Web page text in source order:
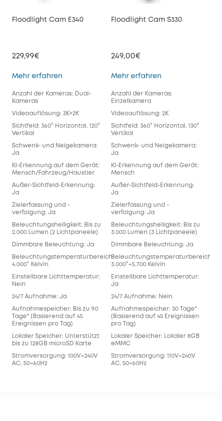
Floodlight Cam E340
229,99€
Mehr erfahren Floodlight Cam E340
Anzahl der Kameras: Dual-
Kameras
Videoauflösung: 3K+2K
Sichtfeld: 360° Horizontal, 120°
Vertikal
Schwenk- und Neigekamera:
Ja
KI-Erkennung auf dem Gerät:
Mensch/Fahrzeug/Haustier
Außer-Sichtfeld-Erkennung:
Ja
Zielerfassung und -
verfolgung: Ja
Beleuchtungshelligkeit: Bis zu
2.000 Lumen (2 Lichtpaneele)
Dimmbare Beleuchtung: Ja
Beleuchtungstemperaturbereich:
4.000° Kelvin
Einstellbare Lichttemperatur:
Nein
24/7 Aufnahme: Ja
Aufnahmespeicher: Bis zu 90
Tage* (Basierend auf 45
Ereignissen pro Tag)
Lokaler Speicher: Unterstützt
bis zu 128GB microSD Karte
Stromversorgung: 100V~240V
AC, 50~60Hz
Floodlight Cam S330
249,00€
Mehr erfahren
Anzahl der Kameras:
Einzelkamera
Videoauflösung: 2K
Sichtfeld: 360° Horizontal, 130°
Vertikal
Schwenk- und Neigekamera:
Ja
KI-Erkennung auf dem Gerät:
Mensch
Außer-Sichtfeld-Erkennung:
Ja
Zielerfassung und -
verfolgung: Ja
Beleuchtungshelligkeit: Bis zu
3.000 Lumen (3 Lichtpaneele)
Dimmbare Beleuchtung: Ja
Beleuchtungstemperaturbereich:
3.000°~5.700 Kelvin
Einstellbare Lichttemperatur:
Ja
24/7 Aufnahme: Nein
Aufnahmespeicher: 30 Tage*
(Basierend auf 45 Ereignissen
pro Tag)
Lokaler Speicher: Lokaler 8GB
eMMC
Stromversorgung: 110V~240V
AC, 50~60Hz